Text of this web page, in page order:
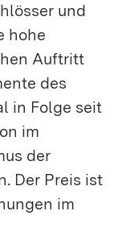
und
hohe
Auftritt
des
in Folge seit
im
der
Der Preis ist
im